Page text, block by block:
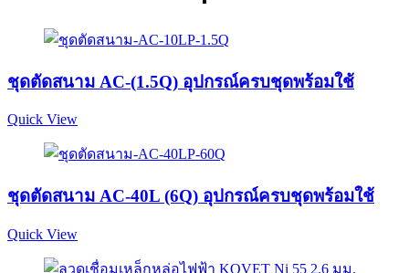
ชุดตัดสนาม AC-(1.5Q) อุปกรณ์ครบชุดพร้อมใช้
Quick View
ชุดตัดสนาม AC-40L (6Q) อุปกรณ์ครบชุดพร้อมใช้
Quick View